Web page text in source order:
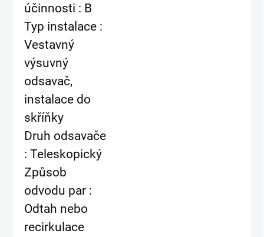
účinnosti : B
Typ instalace :
Vestavný
výsuvný
odsavač,
instalace do
skříňky
Druh odsavače
: Teleskopický
Způsob
odvodu par :
Odtah nebo
recirkulace